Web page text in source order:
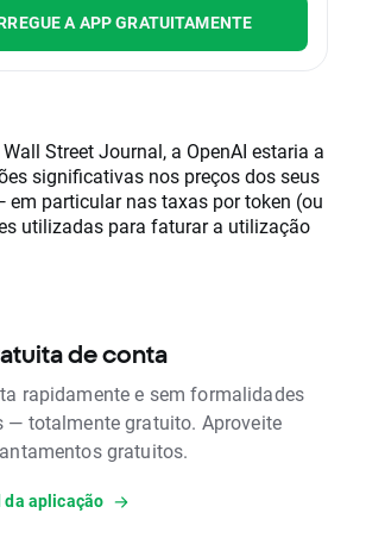
A APP GRATUITAMENTE
Street Journal, a OpenAI estaria a
significativas nos preços dos seus
em particular nas taxas por token (ou
utilizadas para faturar a utilização
de conta
rapidamente e sem formalidades
— totalmente gratuito. Aproveite
gratuitos.
da aplicação